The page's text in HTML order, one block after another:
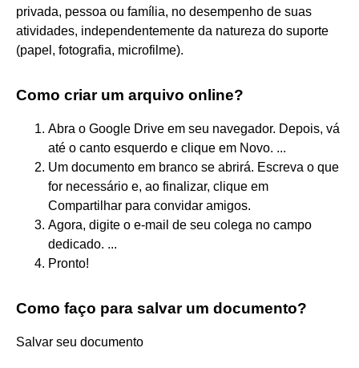
privada, pessoa ou família, no desempenho de suas
atividades, independentemente da natureza do suporte
(papel, fotografia, microfilme).
Como criar um arquivo online?
Abra o Google Drive em seu navegador. Depois, vá
até o canto esquerdo e clique em Novo. ...
Um documento em branco se abrirá. Escreva o que
for necessário e, ao finalizar, clique em
Compartilhar para convidar amigos.
Agora, digite o e-mail de seu colega no campo
dedicado. ...
Pronto!
Como faço para salvar um documento?
Salvar seu documento